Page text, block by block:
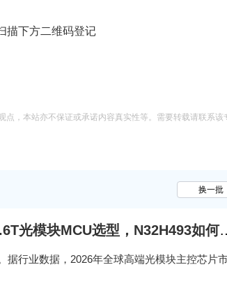
描下方二维码登记
，本站亦不保证或承诺内容真实性等。需要转载请联系该
换一批
光模块MCU选型，N32H493如何
据行业数据，2026年全球高端光模块主控芯片